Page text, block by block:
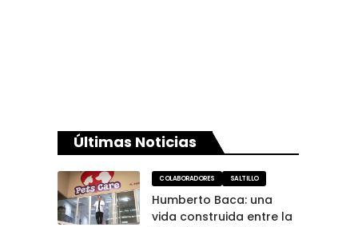
Últimas Noticias
COLABORADORES SALTILLO
Humberto Baca: una
vida construida entre la